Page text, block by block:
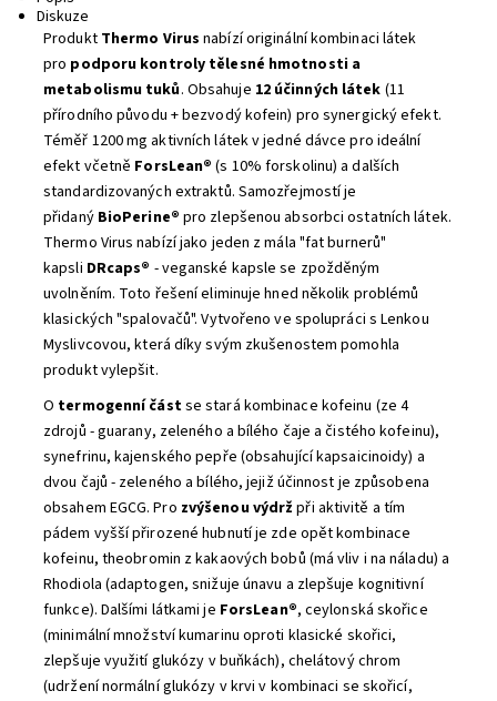
Diskuze
Produkt Thermo Virus nabízí originální kombinaci látek
pro podporu kontroly tělesné hmotnosti a
metabolismu tuků. Obsahuje 12 účinných látek (11
přírodního původu + bezvodý kofein) pro synergický efekt.
Téměř 1200 mg aktivních látek v jedné dávce pro ideální
efekt včetně ForsLean® (s 10% forskolinu) a dalších
standardizovaných extraktů. Samozřejmostí je
přidaný BioPerine® pro zlepšenou absorbci ostatních látek.
Thermo Virus nabízí jako jeden z mála "fat burnerů"
kapsli DRcaps® - veganské kapsle se zpožděným
uvolněním. Toto řešení eliminuje hned několik problémů
klasických "spalovačů". Vytvořeno ve spolupráci sLenkou
Myslivcovou, která díky svým zkušenostem pomohla
produkt vylepšit.
O termogenní částse stará kombinace kofeinu (ze 4
zdrojů - guarany, zeleného a bílého čaje a čistého kofeinu),
synefrinu, kajenského pepře (obsahující kapsaicinoidy) a
dvou čajů - zeleného a bílého, jejiž účinnost je způsobena
obsahem EGCG. Pro zvýšenou výdrž při aktivitě a tím
pádem vyšší přirozené hubnutí je zde opět kombinace
kofeinu, theobromin z kakaových bobů (má vliv i na náladu) a
Rhodiola (adaptogen, snižuje únavu a zlepšuje kognitivní
funkce). Dalšími látkami je ForsLean®, ceylonská skořice
(minimální množství kumarinu oproti klasické skořici,
zlepšuje využití glukózy v buňkách), chelátový chrom
(udržení normální glukózy v krvi v kombinaci se skořicí,